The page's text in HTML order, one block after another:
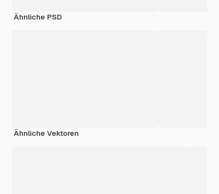
Ähnliche PSD
Ähnliche Vektoren